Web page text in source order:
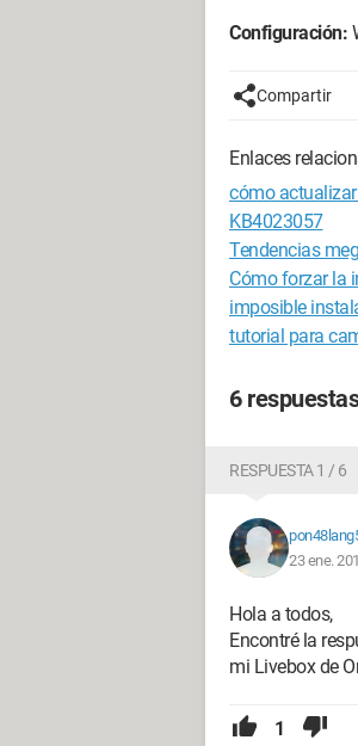
Configuración:
Compartir
Enlaces
cómo
KB4023057
Tendencias
Cómo forzar la
imposible
tutorial para
6 respuestas
RESPUESTA 1 / 6
23 ene.
Hola a todos,
Encontré la
mi Livebox de
1